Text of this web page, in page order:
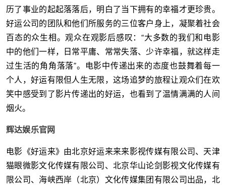
历了事业的起起落落后，明白了当下拥有的幸福才更珍贵。
好运公司的团队和他们所服务的三位客户身上，凝聚着社会
百态的众生相。观众在观影后感叹：“大多数的我们和电影
中的他们一样，日常平庸、常常失落、少许幸福，就这样走
过生活的角角落落”。电影中传递出来的态度也鼓舞着每一
个人，好运有限但人生无限，这场追梦的旅程让观众们在欢
笑中感受到了影片传递出的好运，也看到了温情满满的人间
烟火。
辉达娱乐官网
电影《好运来》由北京好运来来来影视传媒有限公司、天津
猫眼微影文化传媒有限公司、北京华山论剑影视文化传媒有
限公司、海峡西岸（北京）文化传媒集团有限公司出品，北